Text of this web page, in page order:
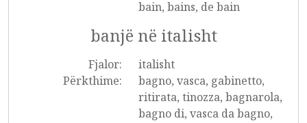
bain, bains, de bain
banjë në italisht
Fjalor:
italisht
Përkthime:
bagno, vasca, gabinetto,
ritirata, tinozza, bagnarola,
bagno di, vasca da bagno,